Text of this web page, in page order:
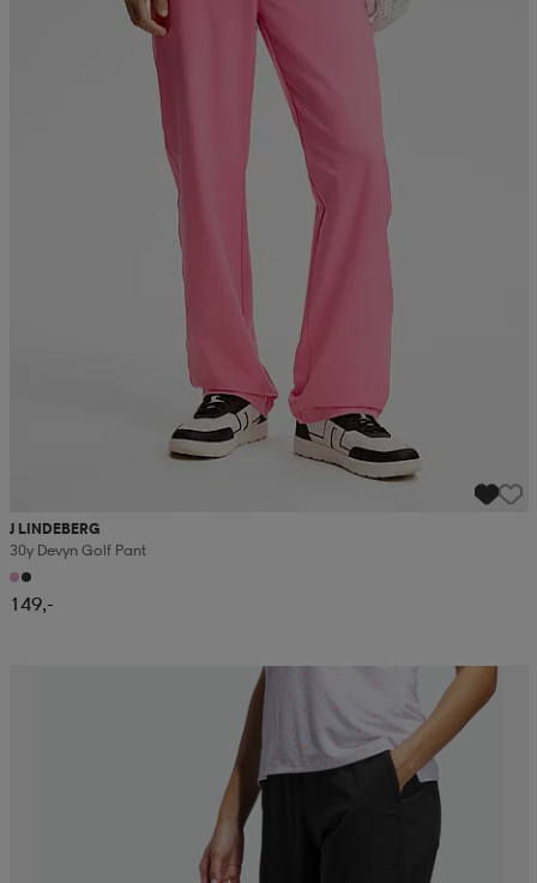
J LINDEBERG
30y Devyn Golf Pant
149,-